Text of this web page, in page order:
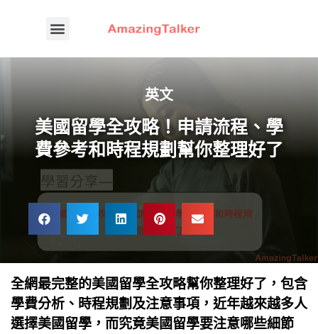
英文
美國留學全攻略！申請流程、學
費參考和時程規劃幫你整理好了
全網最完整的美國留學全攻略幫你整理好了，包含
學費分析、時程規劃及注意事項，近年越來越多人
選擇美國留學，而究竟美國留學要注意哪些細節